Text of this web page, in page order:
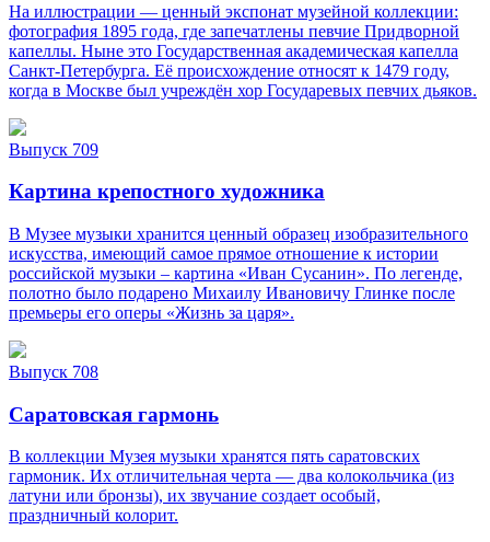
На иллюстрации — ценный экспонат музейной коллекции:
фотография 1895 года, где запечатлены певчие Придворной
капеллы. Ныне это Государственная академическая капелла
Санкт‑Петербурга. Её происхождение относят к 1479 году,
когда в Москве был учреждён хор Государевых певчих дьяков.
Выпуск 709
Картина крепостного художника
В Музее музыки хранится ценный образец изобразительного
искусства, имеющий самое прямое отношение к истории
российской музыки – картина «Иван Сусанин». По легенде,
полотно было подарено Михаилу Ивановичу Глинке после
премьеры его оперы «Жизнь за царя».
Выпуск 708
Саратовская гармонь
В коллекции Музея музыки хранятся пять саратовских
гармоник. Их отличительная черта — два колокольчика (из
латуни или бронзы), их звучание создает особый,
праздничный колорит.